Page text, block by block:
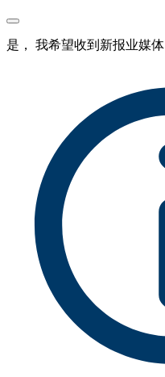
是， 我希望收到新报业媒体